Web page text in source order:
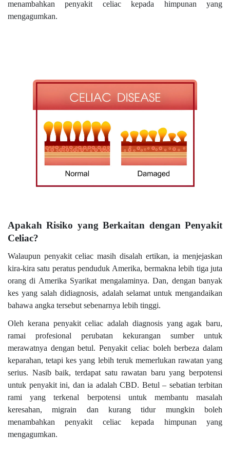
menambahkan penyakit celiac kepada himpunan yang
mengagumkan.
Apakah Risiko yang Berkaitan dengan Penyakit
Celiac?
Walaupun penyakit celiac masih disalah ertikan, ia menjejaskan
kira-kira satu peratus penduduk Amerika, bermakna lebih tiga juta
orang di Amerika Syarikat mengalaminya. Dan, dengan banyak
kes yang salah didiagnosis, adalah selamat untuk mengandaikan
bahawa angka tersebut sebenarnya lebih tinggi.
Oleh kerana penyakit celiac adalah diagnosis yang agak baru,
ramai profesional perubatan kekurangan sumber untuk
merawatnya dengan betul. Penyakit celiac boleh berbeza dalam
keparahan, tetapi kes yang lebih teruk memerlukan rawatan yang
serius. Nasib baik, terdapat satu rawatan baru yang berpotensi
untuk penyakit ini, dan ia adalah CBD. Betul – sebatian terbitan
rami yang terkenal berpotensi untuk membantu masalah
keresahan, migrain dan kurang tidur mungkin boleh
menambahkan penyakit celiac kepada himpunan yang
mengagumkan.